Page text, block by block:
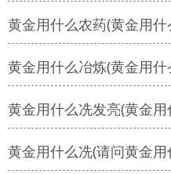
黄金用什么农药(黄金用
黄金用什么冶炼(黄金用
黄金用什么冼发亮(黄金
黄金用什么冼(请问黄金